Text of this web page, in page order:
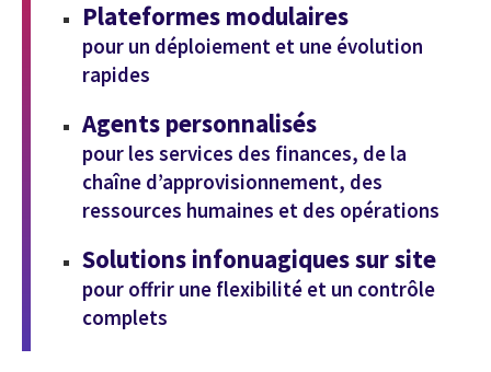
Plateformes modulaires
pour un déploiement et une évolution
rapides
Agents personnalisés
pour les services des finances, de la
chaîne d’approvisionnement, des
ressources humaines et des opérations
Solutions infonuagiques sur site
pour offrir une flexibilité et un contrôle
complets